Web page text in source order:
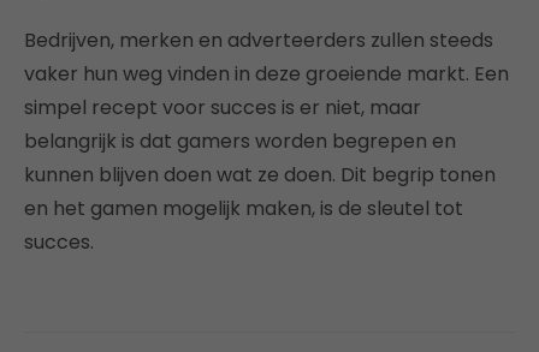
Bedrijven, merken en adverteerders zullen steeds
vaker hun weg vinden in deze groeiende markt. Een
simpel recept voor succes is er niet, maar
belangrijk is dat gamers worden begrepen en
kunnen blijven doen wat ze doen. Dit begrip tonen
en het gamen mogelijk maken, is de sleutel tot
succes.